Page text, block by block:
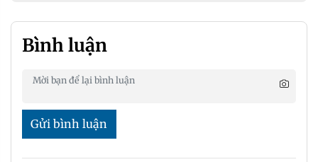
Bình luận
Gửi bình luận